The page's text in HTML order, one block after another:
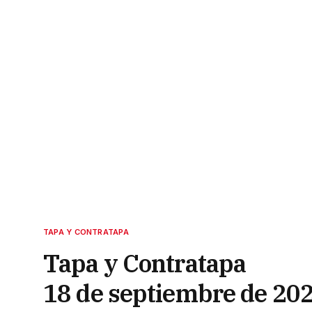
TAPA Y CONTRATAPA
Tapa y Contratapa
18 de septiembre de